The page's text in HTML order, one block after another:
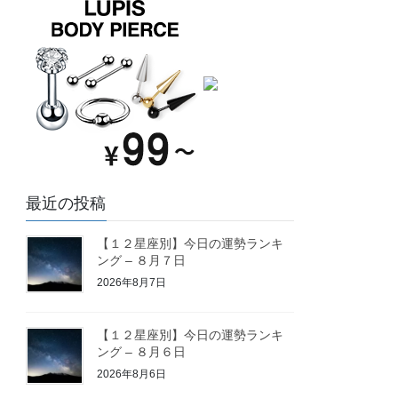
最近の投稿
【１２星座別】今日の運勢ランキ
ング – ８月７日
2026年8月7日
【１２星座別】今日の運勢ランキ
ング – ８月６日
2026年8月6日